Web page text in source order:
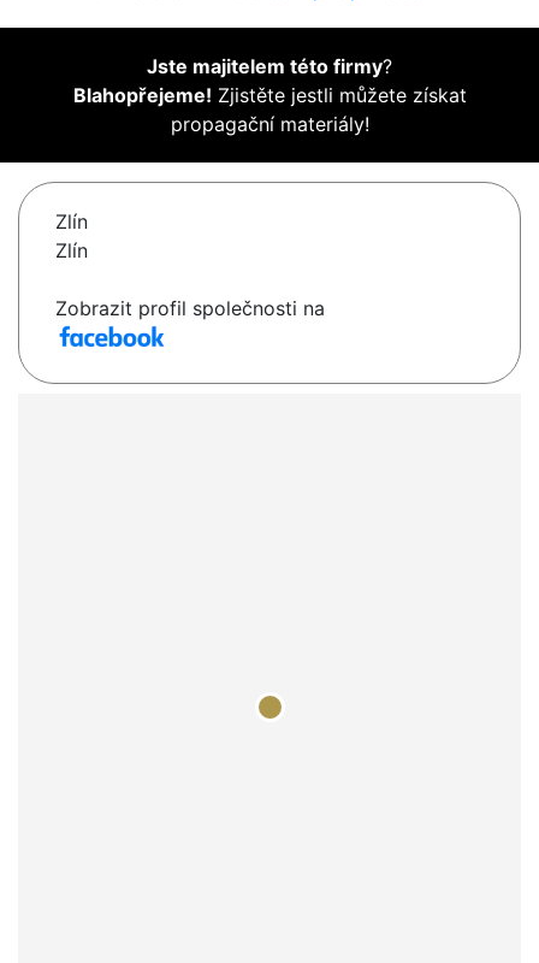
Jste majitelem této firmy?
Blahopřejeme! Zjistěte jestli můžete získat
propagační materiály!
Zlín
Zlín
Zobrazit profil společnosti na